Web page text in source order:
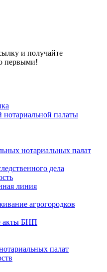
и получайте
первыми!
нотариальной палаты
нотариальных палат
дела
линия
агрогородков
акты БНП
палат